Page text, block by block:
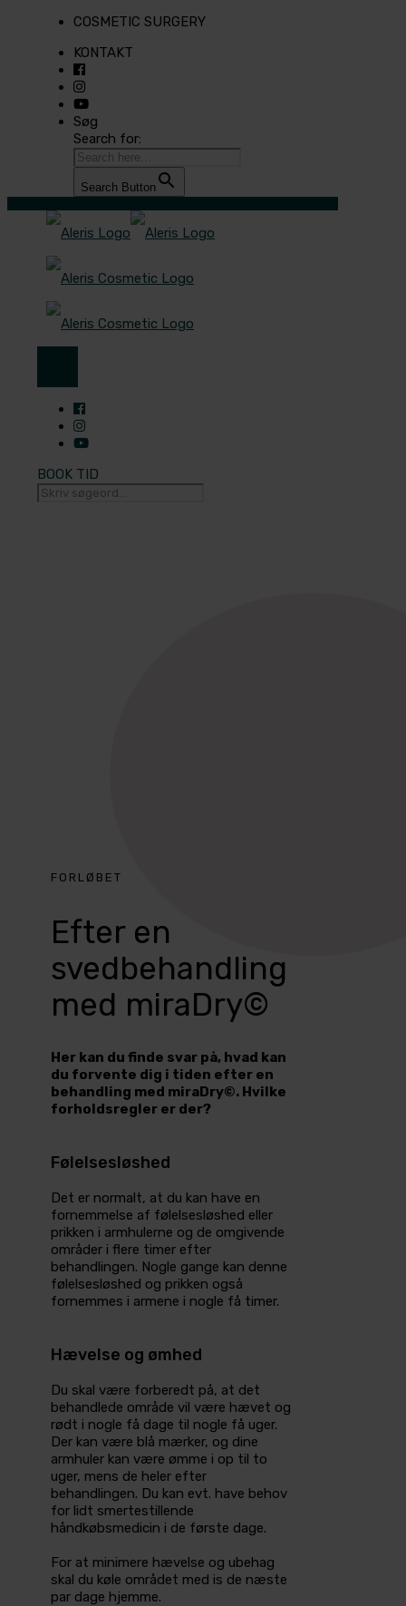
COSMETIC SURGERY
KONTAKT
Søg
Search for:
Search Button
BOOK TID
FORLØBET
Efter en
svedbehandling
med miraDry©
Her kan du finde svar på, hvad kan
du forvente dig i tiden efter en
behandling med miraDry©. Hvilke
forholdsregler er der?
Følelsesløshed
Det er normalt, at du kan have en
fornemmelse af følelsesløshed eller
prikken i armhulerne og de omgivende
områder i flere timer efter
behandlingen. Nogle gange kan denne
følelsesløshed og prikken også
fornemmes i armene i nogle få timer.
Hævelse og ømhed
Du skal være forberedt på, at det
behandlede område vil være hævet og
rødt i nogle få dage til nogle få uger.
Der kan være blå mærker, og dine
armhuler kan være ømme i op til to
uger, mens de heler efter
behandlingen. Du kan evt. have behov
for lidt smertestillende
håndkøbsmedicin i de første dage.
For at minimere hævelse og ubehag
skal du køle området med is de næste
par dage hjemme.